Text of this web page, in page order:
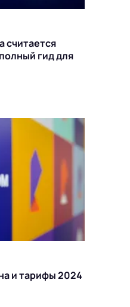
считается
гид для
и тарифы 2024